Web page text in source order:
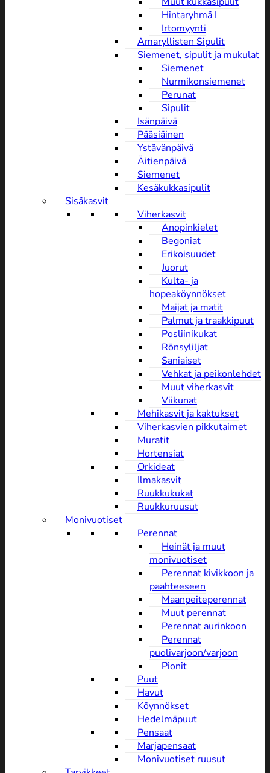
Hintaryhmä I
Irtomyynti
Amaryllisten Sipulit
Siemenet, sipulit ja mukulat
Siemenet
Nurmikonsiemenet
Perunat
Sipulit
Isänpäivä
Pääsiäinen
Ystävänpäivä
Äitienpäivä
Siemenet
Kesäkukkasipulit
Sisäkasvit
Viherkasvit
Anopinkielet
Begoniat
Erikoisuudet
Juorut
Kulta- ja
hopeaköynnökset
Maijat ja matit
Palmut ja traakkipuut
Posliinikukat
Rönsyliljat
Saniaiset
Vehkat ja peikonlehdet
Muut viherkasvit
Viikunat
Mehikasvit ja kaktukset
Viherkasvien pikkutaimet
Muratit
Hortensiat
Orkideat
Ilmakasvit
Ruukkukukat
Ruukkuruusut
Monivuotiset
Perennat
Heinät ja muut
monivuotiset
Perennat kivikkoon ja
paahteeseen
Maanpeiteperennat
Muut perennat
Perennat aurinkoon
Perennat
puolivarjoon/varjoon
Pionit
Puut
Havut
Köynnökset
Hedelmäpuut
Pensaat
Marjapensaat
Monivuotiset ruusut